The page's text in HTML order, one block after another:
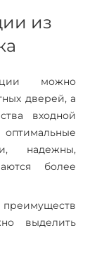
из
можно
дверей, а
входной
надежны,
более
выделить